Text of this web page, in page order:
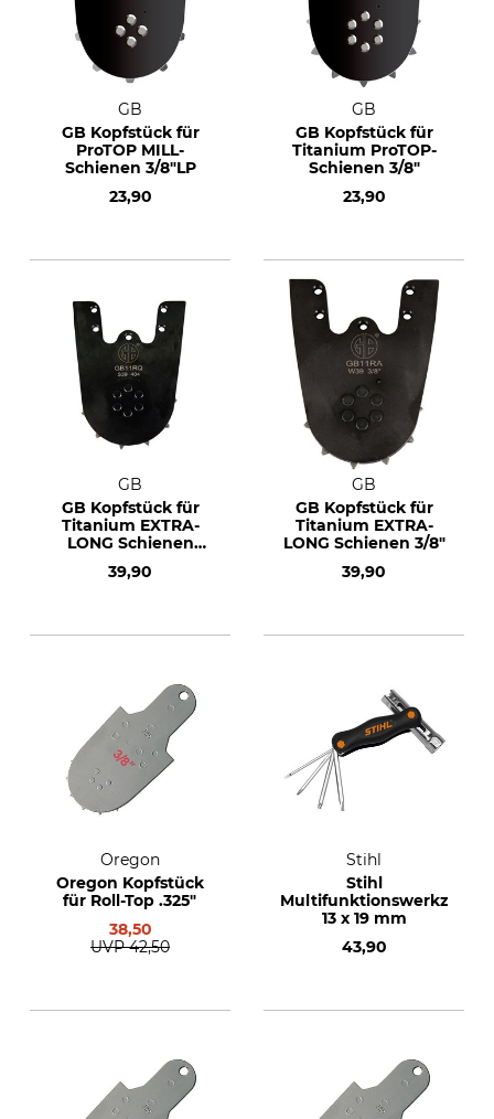
GB
GB Kopfstück für
ProTOP MILL-
Schienen 3/8"LP
23,90
GB
GB Kopfstück für
Titanium ProTOP-
Schienen 3/8"
23,90
GB
GB Kopfstück für
Titanium EXTRA-
LONG Schienen
39,90
GB
GB Kopfstück für
Titanium EXTRA-
LONG Schienen 3/8"
39,90
Oregon
Oregon Kopfstück
für Roll-Top .325"
38,50
UVP 42,50
Stihl
Stihl
Multifunktionswerkzeug
13 x 19 mm
43,90